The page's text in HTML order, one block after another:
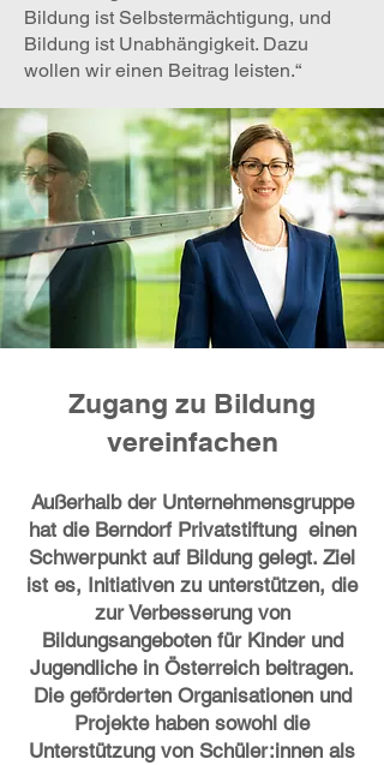
Bildung ist Selbstermächtigung, und
Bildung ist Unabhängigkeit. Dazu
wollen wir einen Beitrag leisten.“
Zugang zu Bildung
vereinfachen
Außerhalb der Unternehmensgruppe
hat die Berndorf Privatstiftung einen
Schwerpunkt auf Bildung gelegt. Ziel
ist es, Initiativen zu unterstützen, die
zur Verbesserung von
Bildungsangeboten für Kinder und
Jugendliche in Österreich beitragen.
Die geförderten Organisationen und
Projekte haben sowohl die
Unterstützung von Schüler:innen als